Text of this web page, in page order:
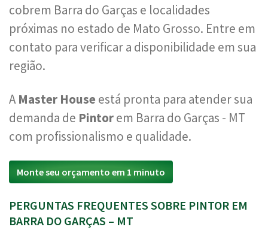
cobrem Barra do Garças e localidades
próximas no estado de Mato Grosso. Entre em
contato para verificar a disponibilidade em sua
região.
AMaster House está pronta para atender sua
demanda de Pintorem Barra do Garças - MT
com profissionalismo e qualidade.
Monte seu orçamento em 1 minuto
PERGUNTAS FREQUENTES SOBRE PINTOR EM
BARRA DO GARÇAS – MT